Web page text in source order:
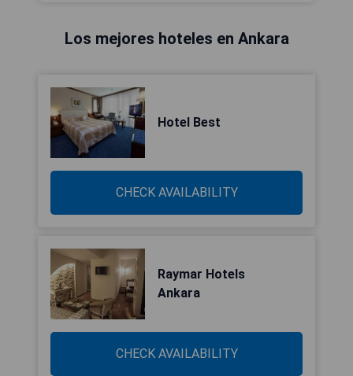
Los mejores hoteles en Ankara
Hotel Best
CHECK AVAILABILITY
Raymar Hotels
Ankara
CHECK AVAILABILITY